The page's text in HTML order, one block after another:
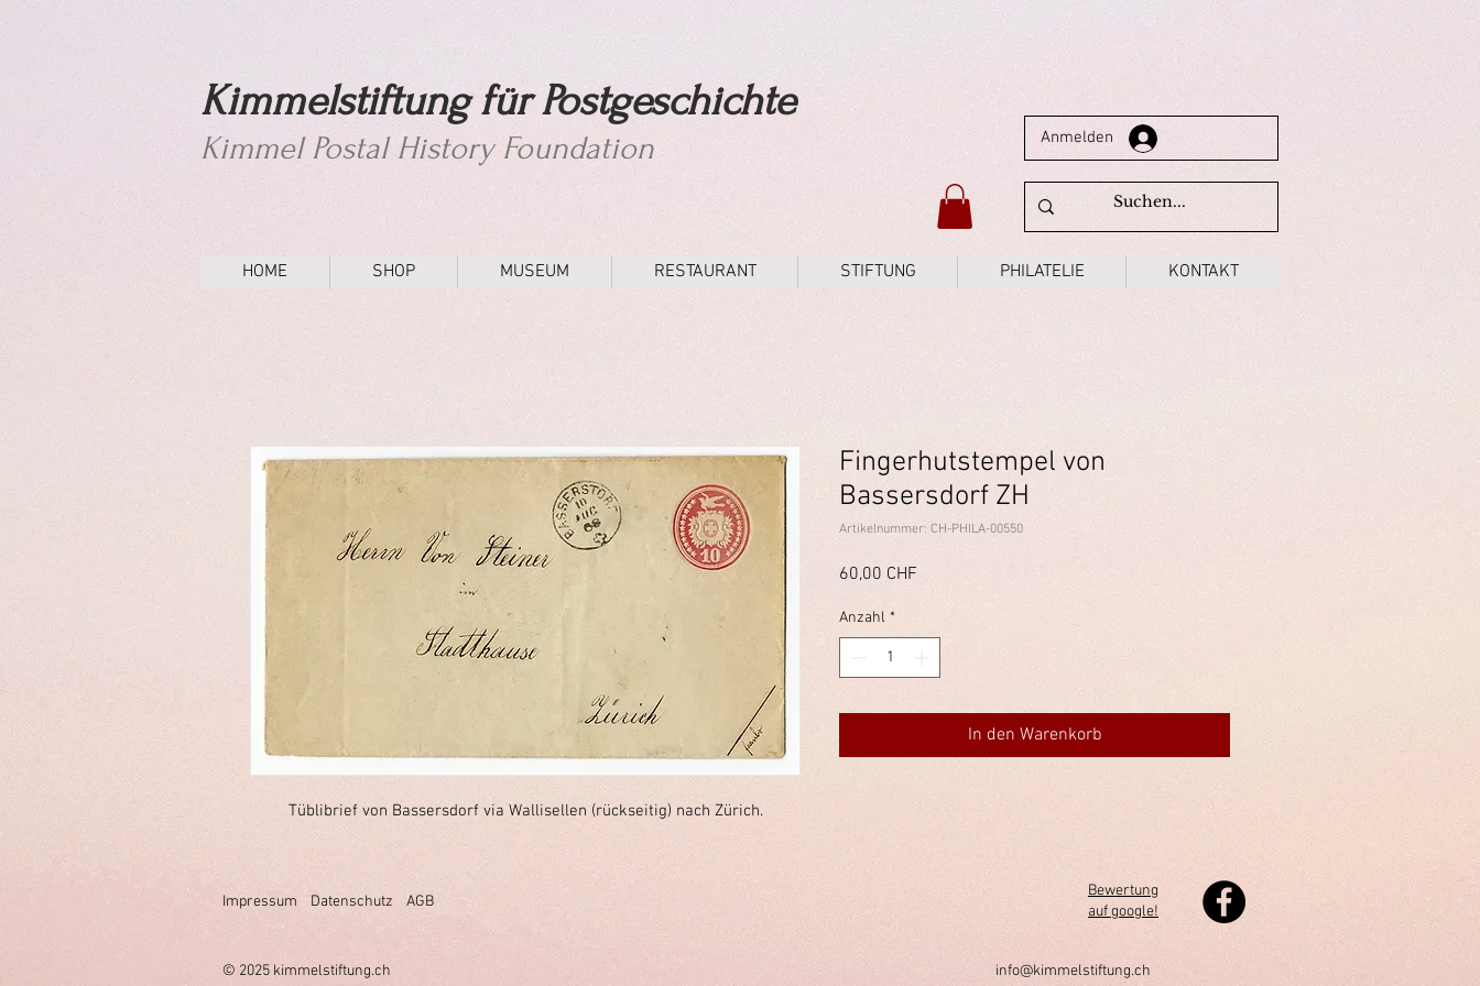
Kimmelstiftung für Postgeschichte
Kimmel Postal History Foundation Anmelden
HOME SHOP MUSEUM RESTAURANT STIFTUNG PHILATELIE KONTAKT
Tüblibrief von Bassersdorf via Wallisellen (rückseitig) nach Zürich.
Fingerhutstempel von
Bassersdorf ZH
Artikelnummer: CH-PHILA-00550
60,00 CHF
Anzahl *
In den Warenkorb
Impressum Datenschutz AGB
Bewertung
auf google!
© 2025 kimmelstiftung.ch info@kimmelstiftung.ch